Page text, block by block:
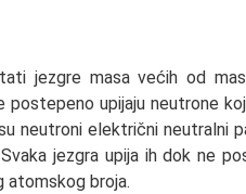
jezgre masa većih od
upijaju neutrone
neutroni električni neutralni
jezgra upija ih dok ne
atomskog broja.